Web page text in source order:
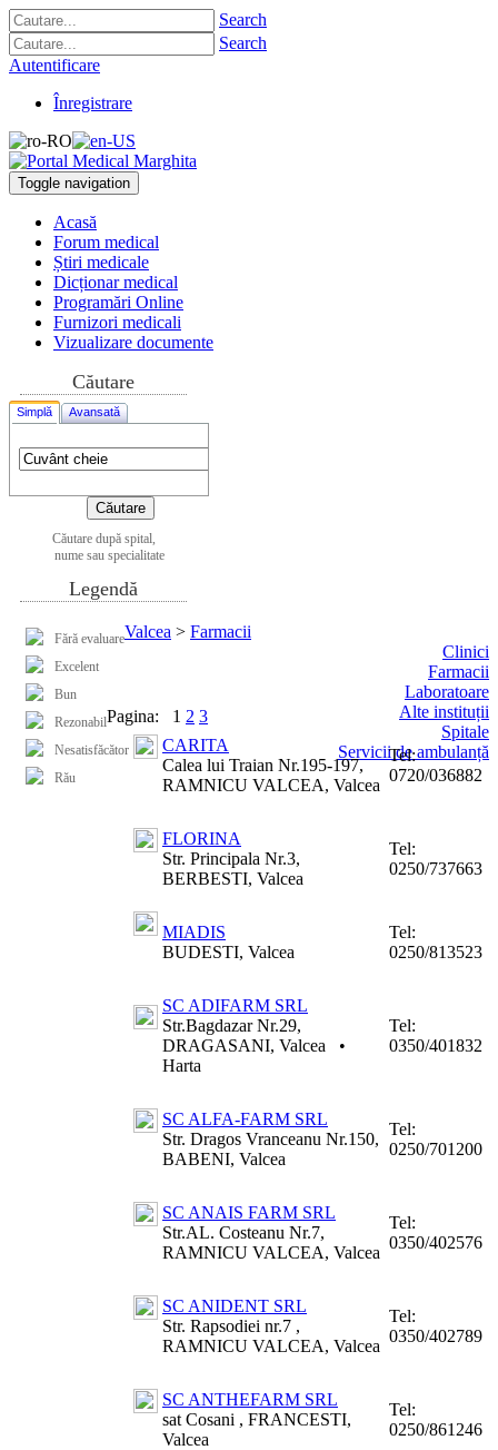
Search
Search
Autentificare
Înregistrare
Toggle navigation
Acasă
Forum medical
Știri medicale
Dicționar medical
Programări Online
Furnizori medicali
Vizualizare documente
Căutare
Simplă Avansată
Căutare după spital,
nume sau specialitate
Legendă
Fără evaluare
Excelent
Bun
Rezonabil
Nesatisfăcător
Rău
Valcea > Farmacii
Clinici
Farmacii
Laboratoare
Alte instituții
Spitale
Servicii de ambulanță
Pagina: 1 2 3
CARITA
Calea lui Traian Nr.195-197,
RAMNICU VALCEA, Valcea
Tel:
0720/036882
FLORINA
Str. Principala Nr.3,
BERBESTI, Valcea
Tel:
0250/737663
MIADIS
BUDESTI, Valcea
Tel:
0250/813523
SC ADIFARM SRL
Str.Bagdazar Nr.29,
DRAGASANI, Valcea
•
Harta
Tel:
0350/401832
SC ALFA-FARM SRL
Str. Dragos Vranceanu Nr.150,
BABENI, Valcea
Tel:
0250/701200
SC ANAIS FARM SRL
Str.AL. Costeanu Nr.7,
RAMNICU VALCEA, Valcea
Tel:
0350/402576
SC ANIDENT SRL
Str. Rapsodiei nr.7 ,
RAMNICU VALCEA, Valcea
Tel:
0350/402789
SC ANTHEFARM SRL
sat Cosani , FRANCESTI,
Valcea
Tel:
0250/861246